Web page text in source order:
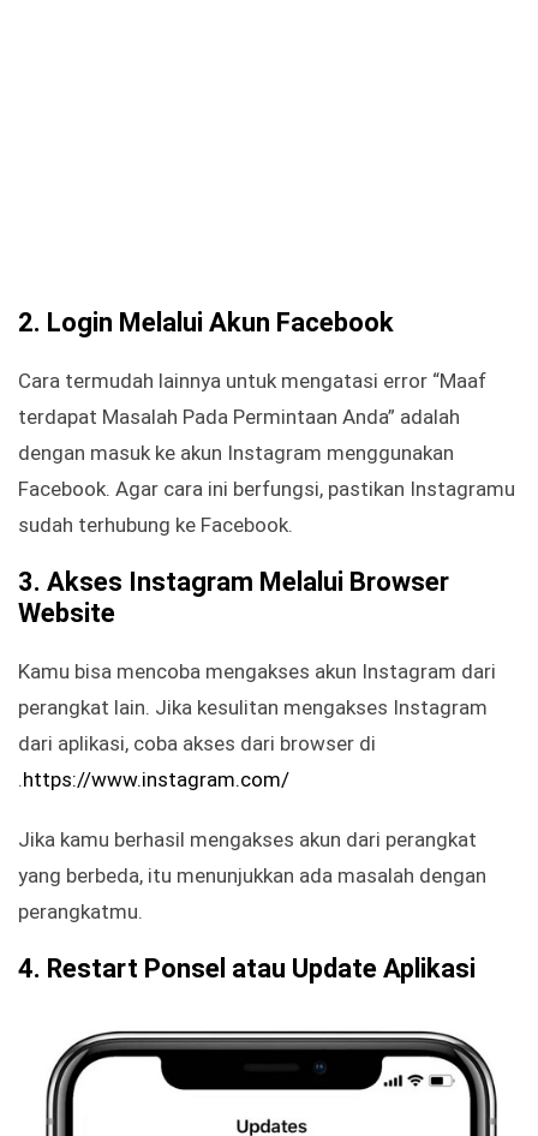
2. Login Melalui Akun Facebook
Cara termudah lainnya untuk mengatasi error “Maaf
terdapat Masalah Pada Permintaan Anda” adalah
dengan masuk ke akun Instagram menggunakan
Facebook. Agar cara ini berfungsi, pastikan Instagramu
sudah terhubung ke Facebook.
3. Akses Instagram Melalui Browser
Website
Kamu bisa mencoba mengakses akun Instagram dari
perangkat lain. Jika kesulitan mengakses Instagram
dari aplikasi, coba akses dari browser di
.https://www.instagram.com/
Jika kamu berhasil mengakses akun dari perangkat
yang berbeda, itu menunjukkan ada masalah dengan
perangkatmu.
4. Restart Ponsel atau Update Aplikasi